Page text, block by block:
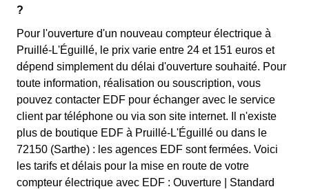
?
Pour l'ouverture d'un nouveau compteur électrique à
Pruillé-L'Éguillé, le prix varie entre 24 et 151 euros et
dépend simplement du délai d'ouverture souhaité. Pour
toute information, réalisation ou souscription, vous
pouvez contacter EDF pour échanger avec le service
client par téléphone ou via son site internet. Il n'existe
plus de boutique EDF à Pruillé-L'Éguillé ou dans le
72150 (Sarthe) : les agences EDF sont fermées. Voici
les tarifs et délais pour la mise en route de votre
compteur électrique avec EDF : Ouverture | Standard